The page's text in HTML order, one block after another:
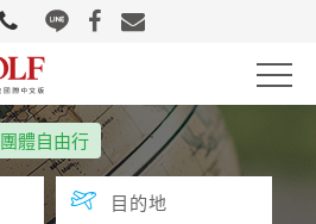
團體自由行
目的地